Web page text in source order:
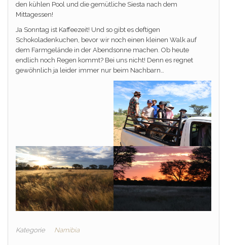
den kühlen Pool und die gemütliche Siesta nach dem
Mittagessen!
Ja Sonntag ist Kaffeezeit! Und so gibt es deftigen
Schokoladenkuchen, bevor wir noch einen kleinen Walk auf
dem Farmgelände in der Abendsonne machen. Ob heute
endlich noch Regen kommt? Bei uns nicht! Denn es regnet
gewöhnlich ja leider immer nur beim Nachbarn…
Kategorie Namibia